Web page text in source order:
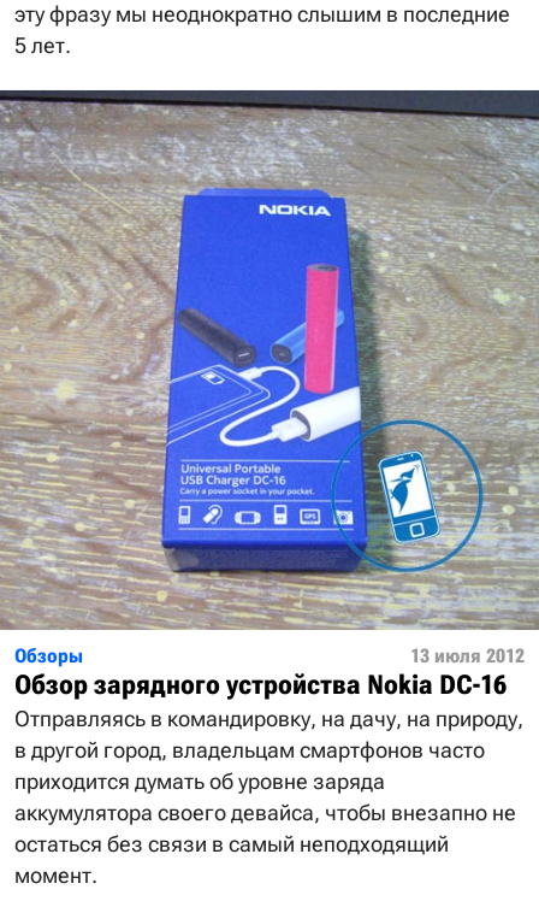
эту фразу мы неоднократно слышим в последние
5 лет.
Обзоры 13 июля 2012
Обзор зарядного устройства Nokia DC-16
Отправляясь в командировку, на дачу, на природу,
в другой город, владельцам смартфонов часто
приходится думать об уровне заряда
аккумулятора своего девайса, чтобы внезапно не
остаться без связи в самый неподходящий
момент.